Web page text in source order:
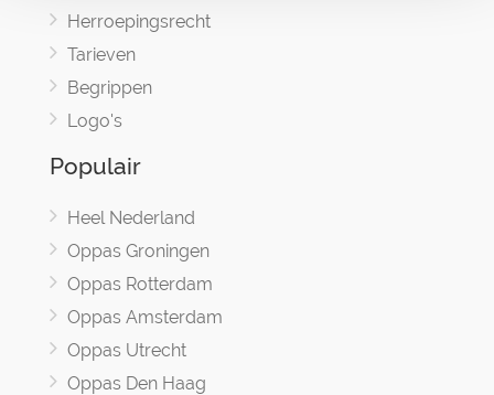
Herroepingsrecht
Tarieven
Begrippen
Logo's
Populair
Heel Nederland
Oppas Groningen
Oppas Rotterdam
Oppas Amsterdam
Oppas Utrecht
Oppas Den Haag